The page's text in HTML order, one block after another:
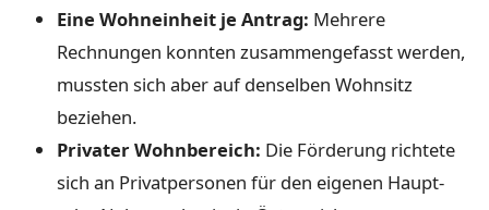
Eine Wohneinheit je Antrag: Mehrere
Rechnungen konnten zusammengefasst werden,
mussten sich aber auf denselben Wohnsitz
beziehen.
Privater Wohnbereich: Die Förderung richtete
sich an Privatpersonen für den eigenen Haupt-